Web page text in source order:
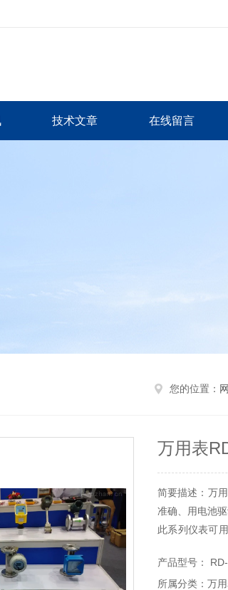
技术文章 在线留言
您的位置：
万用表
简要描述：万
准确、用电池
此系列仪表可
的工具仪表,是
产品型号：
所属分类：万